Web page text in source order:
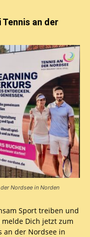
an der
Nordsee in Norden
Sport treiben und
Dich jetzt zum
an der Nordsee in